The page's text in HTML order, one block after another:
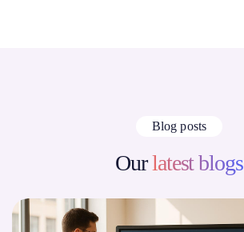
Blog posts
Ourlatest blogs